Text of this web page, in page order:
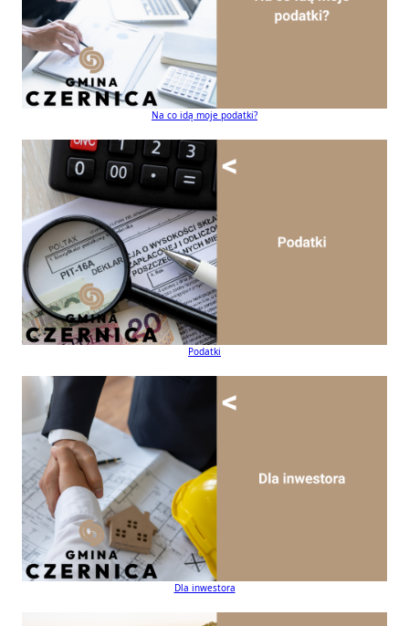
Na co idą moje podatki?
Podatki
Dla inwestora